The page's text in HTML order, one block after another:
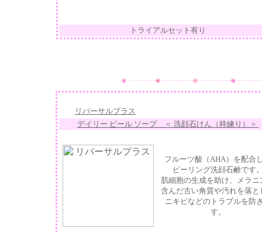
トライアルセット有り
リバーサルプラス
デイリー ピール ソープ ＜ 洗顔石けん（枠練り）＞
フルーツ酸（AHA）を配合
ピーリング洗顔石鹸です
肌細胞の生成を助け、メラニ
含んだ古い角質や汚れを落と
ニキビなどのトラブルを防
す。